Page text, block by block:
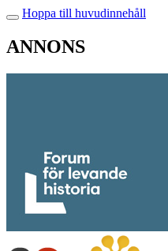
Hoppa till huvudinnehåll
ANNONS